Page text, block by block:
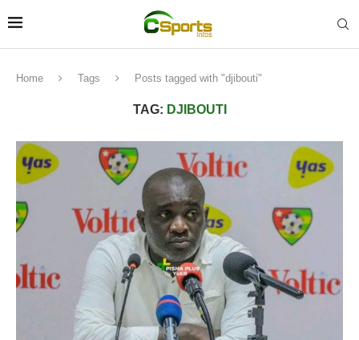
Home Tags Posts tagged with "djibouti"
TAG: DJIBOUTI